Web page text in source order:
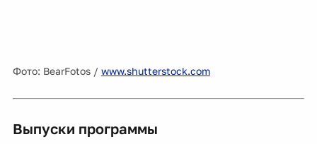
Фото: BearFotos / www.shutterstock.com
Выпуски программы